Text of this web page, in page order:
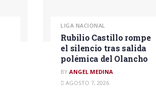
LIGA NACIONAL
Rubilio Castillo rompe
el silencio tras salida
polémica del Olancho
BY ANGEL MEDINA
AGOSTO 7, 2026